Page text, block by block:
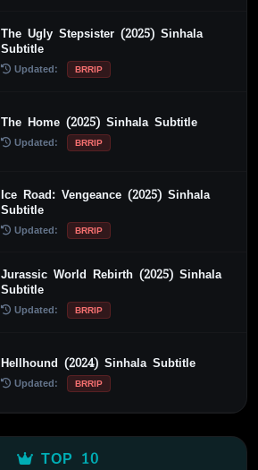
The Ugly Stepsister (2025) Sinhala
Subtitle
Updated: BRRIP
The Home (2025) Sinhala Subtitle
Updated: BRRIP
Ice Road: Vengeance (2025) Sinhala
Subtitle
Updated: BRRIP
Jurassic World Rebirth (2025) Sinhala
Subtitle
Updated: BRRIP
Hellhound (2024) Sinhala Subtitle
Updated: BRRIP
TOP 10